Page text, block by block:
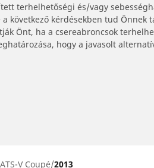
terhelhetőségi és/vagy
a következő kérdésekben tud Önnek
Önt, ha a csereabroncsok
hogy a javasolt
ATS-V Coupé 2013